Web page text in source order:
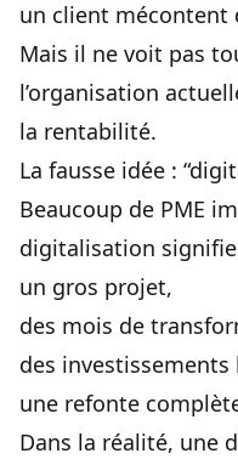
un client mécontent
Mais il ne voit pas
l’organisation
la rentabilité.
La fausse idée :
Beaucoup de PME
digitalisation
un gros projet,
des mois de
des investissements
une refonte
Dans la réalité, une